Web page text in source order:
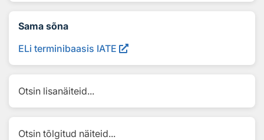
Sama sõna
ELi terminibaasis IATE
Otsin lisanäiteid...
Otsin tõlgitud näiteid...